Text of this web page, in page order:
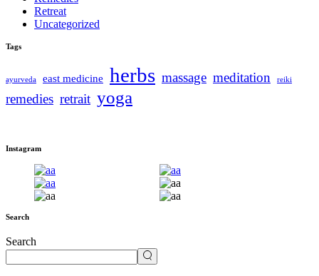
Retreat
Uncategorized
Tags
ayurveda east medicine herbs massage meditation reiki
remedies retrait yoga
Instagram
Search
Search